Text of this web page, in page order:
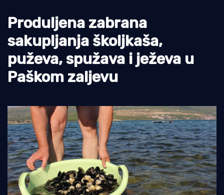
Ekologija
Tradicija i kultura
Produljena zabrana
sakupljanja školjkaša,
puževa, spužava i ježeva u
Paškom zaljevu